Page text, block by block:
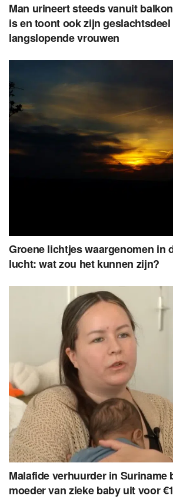
Man urineert steeds vanuit
is en toont ook zijn geslachtsdeel
langslopende vrouwen
Groene lichtjes waargenomen in
lucht: wat zou het kunnen zijn?
Malafide verhuurder in Suriname
moeder van zieke baby uit voor